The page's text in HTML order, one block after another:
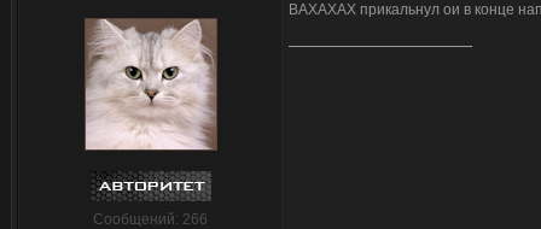
Сообщений: 266
ВАХАХАХ прикальнул ои в конце